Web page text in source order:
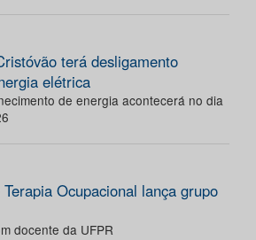
terá desligamento
elétrica
de energia acontecerá no dia
Ocupacional lança grupo
docente da UFPR